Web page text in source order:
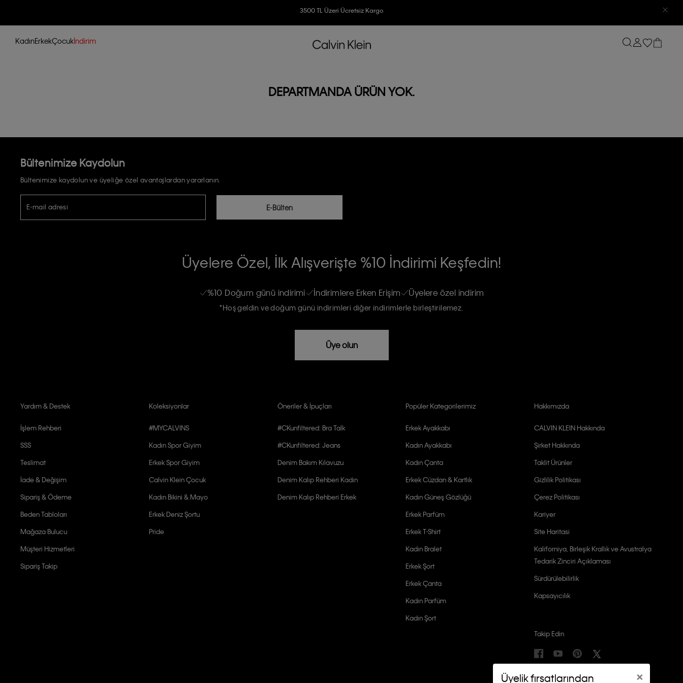
×
Üyelik fırsatlarından
3500 TL Üzeri Ücretsiz Kargo
KadınErkekÇocukİndirim
DEPARTMANDA ÜRÜN YOK.
Bültenimize Kaydolun
Bültenimize kaydolun ve üyeliğe özel avantajlardan yararlanın.
E-mail adresi E-Bülten
Calvin Klein e-bültenine abone olarak, kişisel verilerimin Calvin Klein tarafına gönderileceğinin ve güncel ürün,
Üyelere Özel, İlk Alışverişte %10 İndirimi Keşfedin!
%10 Doğum günü indirimi İndirimlere Erken Erişim Üyelere özel indirim
*Hoş geldin ve doğum günü indirimleri diğer indirimlerle birleştirilemez.
Üye olun
Yardım & Destek
İşlem Rehberi
SSS
Teslimat
İade & Değişim
Sipariş & Ödeme
Beden Tabloları
Mağaza Bulucu
Müşteri Hizmetleri
Sipariş Takip
Koleksiyonlar
#MYCALVINS
Kadın Spor Giyim
Erkek Spor Giyim
Calvin Klein Çocuk
Kadın Bikini & Mayo
Erkek Deniz Şortu
Pride
Öneriler & İpuçları
#CKunfiltered: Bra Talk
#CKunfiltered: Jeans
Denim Bakım Kılavuzu
Denim Kalıp Rehberi Kadın
Denim Kalıp Rehberi Erkek
Popüler Kategorilerimiz
Erkek Ayakkabı
Kadın Ayakkabı
Kadın Çanta
Erkek Cüzdan & Kartlık
Kadın Güneş Gözlüğü
Erkek Parfüm
Erkek T-Shirt
Kadın Bralet
Erkek Şort
Erkek Çanta
Kadın Parfüm
Kadın Şort
Hakkımızda
CALVIN KLEIN Hakkında
Şirket Hakkında
Taklit Ürünler
Gizlilik Politikası
Çerez Politikası
Kariyer
Site Haritasi
Kaliforniya, Birleşik Krallık ve Avustralya
Tedarik Zinciri Açıklaması
Sürdürülebilirlik
Kapsayıcılık
Takip Edin